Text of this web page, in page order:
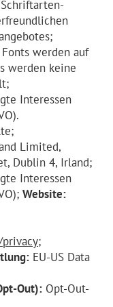
werden auf
werden keine
Interessen
Limited,
Dublin 4, Irland;
Interessen
Website:
;
EU-US Data
Out): Opt-Out-